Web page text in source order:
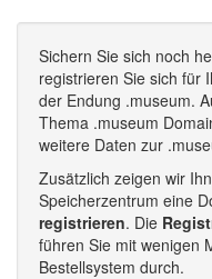
Sichern Sie sich noch
registrieren Sie sich für
der Endung .museum.
Thema .museum
weitere Daten zur
Zusätzlich zeigen wir
Speicherzentrum eine
registrieren. Die
führen Sie mit wenigen
Bestellsystem durch.